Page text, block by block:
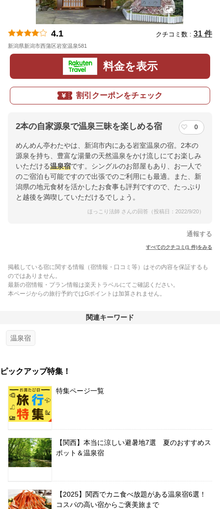
4.1 クチコミ数 : 31 件
新潟県新潟市西蒲区岩室温泉581
料金を表示
割引クーポンをチェック
2本の自家源泉で温泉三昧を楽しめる宿 0
めんめん亭わたやは、新潟市内にある岩室温泉の宿。2本の
源泉を持ち、豊富な湯量の天然温泉をかけ流しにてお楽しみ
いただける温泉宿です。シングルのお部屋もあり、お一人で
のご宿泊も可能ですので出張でのご利用にも最適。また、新
潟県の地元食材を活かしたお食事も評判ですので、たっぷり
と越後を満喫していただけるでしょう。
ほっこり法師 さんの回答（投稿日：2022/9/20）
通報する
すべてのクチコミ(1 件)をみる
掲載している宿に関する情報（宿情報・口コミ等）はその内容を保証するも
のではありません。
最新の宿情報・プラン情報は楽天トラベルにてご確認ください。
本ページからの旅行予約ではGポイントは加算されません。
関連キーワード
温泉宿
ピックアップ特集！
特集ページ一覧
【関西】本当に涼しい避暑地7選 夏のおすすめス
ポット＆温泉宿
【2025】関西でカニ食べ放題がある温泉宿6選！
コスパの高い宿からご褒美旅まで